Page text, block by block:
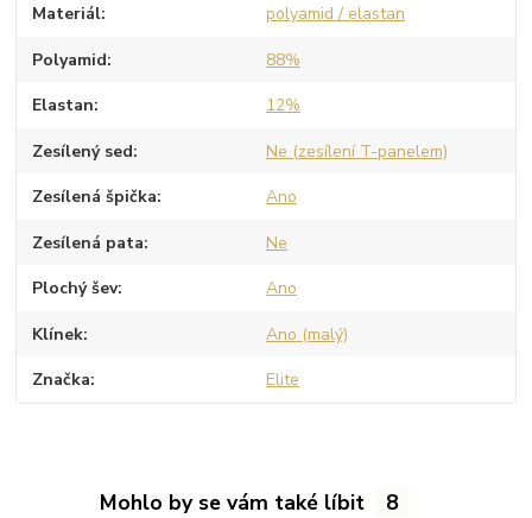
Materiál polyamid / elastan
Polyamid 88%
Elastan 12%
Zesílený sed Ne (zesílení T-panelem)
Zesílená špička Ano
Zesílená pata Ne
Plochý šev Ano
Klínek Ano (malý)
Značka Elite
Mohlo by se vám také líbit 8